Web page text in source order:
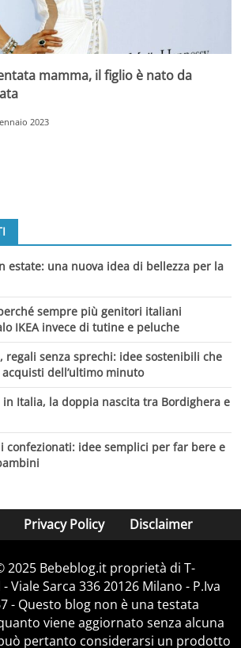
mamma, il figlio è nato da
2023
estate: una nuova idea di bellezza per la
sempre più genitori italiani
IKEA invece di tutine e peluche
regali senza sprechi: idee sostenibili che
dell’ultimo minuto
in Italia, la doppia nascita tra Bordighera e
confezionati: idee semplici per far bere e
Privacy Policy Disclaimer
2025 Bebeblog.it proprietà di T-
Viale Sarca 336 20126 Milano - P.Iva
- Questo blog non è una testata
viene aggiornato senza alcuna
pertanto considerarsi un prodotto